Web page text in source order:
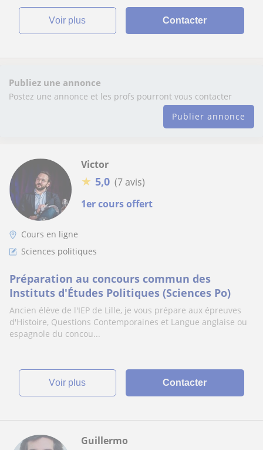
voir plus Contacter
Publiez une annonce
Postez une annonce et les profs pourront vous contacter
Publier annonce
1er cours offert
Victor
★ 5,0 (7 avis)
Cours en ligne
Sciences politiques
Préparation au concours commun des
Instituts d'Études Politiques (Sciences Po)
Ancien élève de l'IEP de Lille, je vous prépare aux épreuves
d'Histoire, Questions Contemporaines et Langue anglaise ou
espagnole du concou...
voir plus Contacter
Guillermo